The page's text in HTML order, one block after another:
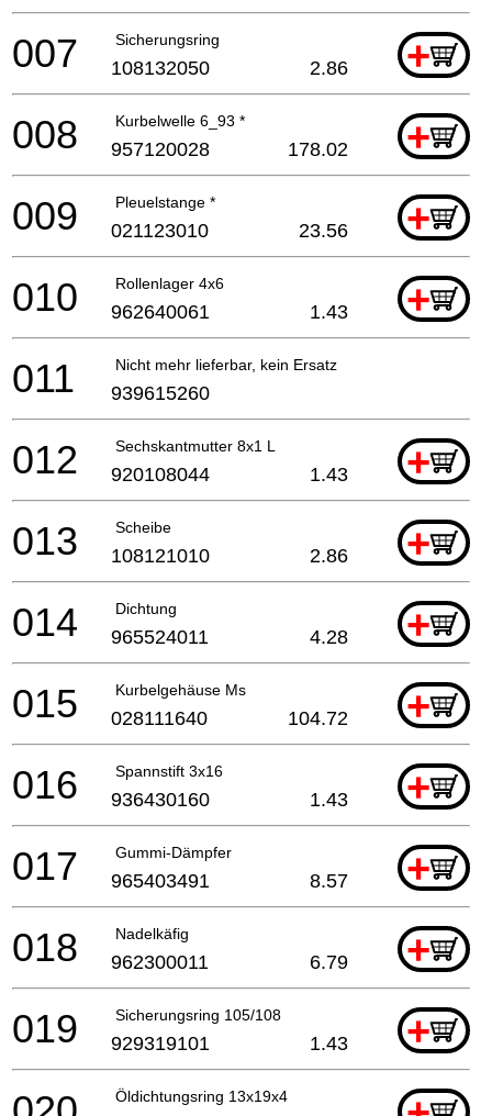
Sicherungsring +
007 108132050 2.86
Kurbelwelle 6_93 * +
008 957120028 178.02
Pleuelstange * +
009 021123010 23.56
Rollenlager 4x6 +
010 962640061 1.43
Nicht mehr lieferbar, kein Ersatz
011 939615260
Sechskantmutter 8x1 L +
012 920108044 1.43
Scheibe +
013 108121010 2.86
Dichtung +
014 965524011 4.28
Kurbelgehäuse Ms +
015 028111640 104.72
Spannstift 3x16 +
016 936430160 1.43
Gummi-Dämpfer +
017 965403491 8.57
Nadelkäfig +
018 962300011 6.79
Sicherungsring 105/108 +
019 929319101 1.43
Öldichtungsring 13x19x4